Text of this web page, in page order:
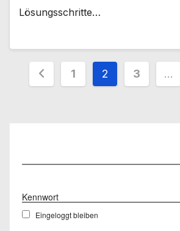
Lösungsschritte…
1 2 3 …
Kennwort
Eingeloggt bleiben